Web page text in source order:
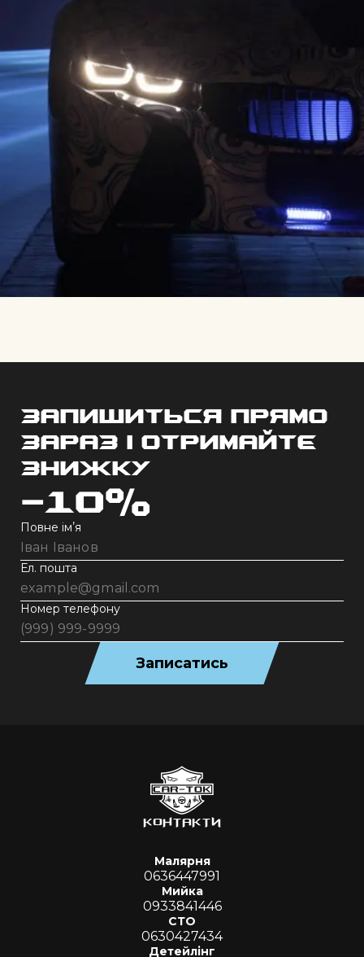
Запишиться прямо
зараз і отримайте
знижку
-10%
Повне імʼя
Ел. пошта
Номер телефону
Записатись
КОНТАКТИ
Малярня
0636447991
Мийка
0933841446
СТО
0630427434
Детейлінг